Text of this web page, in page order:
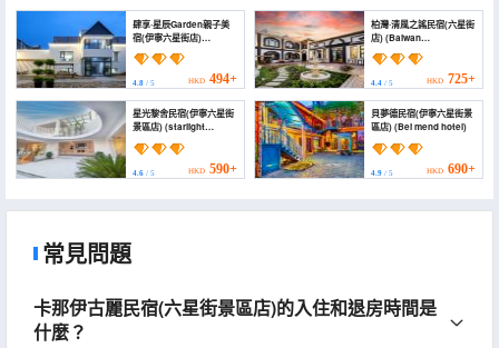
肆享·星辰Garden親子美
宿(伊寧六星街店)
(Sixiang Stars
Homestay)
4.8 / 5 HKD 494+
柏灣·清風之謠民宿(六星街
店) (Baiwan
Qingfengzhiyao
Homestay (Liuxing
Street))
4.4/ 5 HKD 725+
星光黎舍民宿(伊寧六星街
景區店) (starlight
homestay)
4.6 / 5 HKD 590+
貝夢德民宿(伊寧六星街景
區店) (Bei mend hotel)
4.9/ 5 HKD 690+
常見問題
卡那伊古麗民宿(六星街景區店)的入住和退房時間是
什麼？